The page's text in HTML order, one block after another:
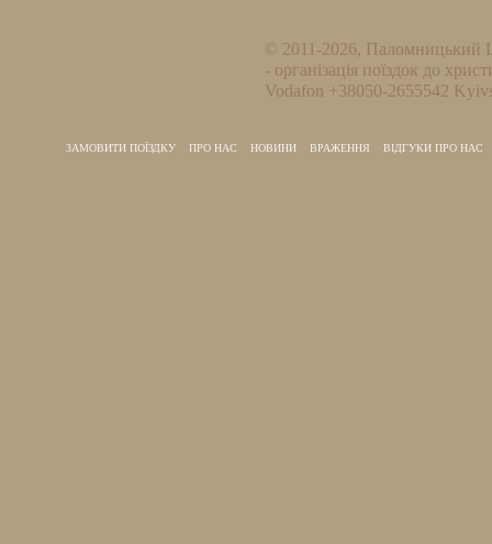
© 2011-2026, Паломницький
- організація поїздок до
Vodafon +38050-2655542
ЗАМОВИТИ ПОЇЗДКУ ПРО НАС НОВИНИ ВРАЖЕННЯ ВІДГУКИ ПРО НАС